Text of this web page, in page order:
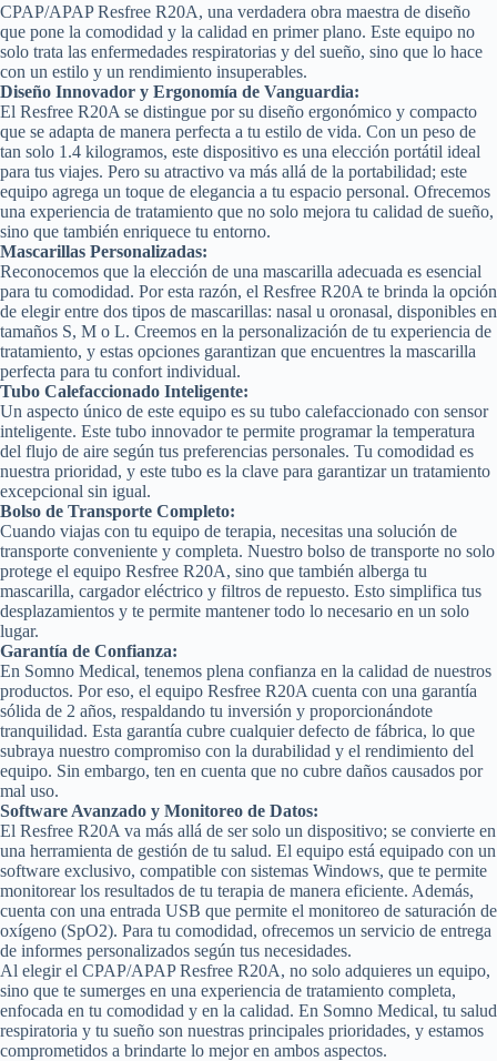
CPAP/APAP Resfree R20A, una verdadera obra maestra de diseño
que pone la comodidad y la calidad en primer plano. Este equipo no
solo trata las enfermedades respiratorias y del sueño, sino que lo hace
con un estilo y un rendimiento insuperables.
Diseño Innovador y Ergonomía de Vanguardia:
El Resfree R20A se distingue por su diseño ergonómico y compacto
que se adapta de manera perfecta a tu estilo de vida. Con un peso de
tan solo 1.4 kilogramos, este dispositivo es una elección portátil ideal
para tus viajes. Pero su atractivo va más allá de la portabilidad; este
equipo agrega un toque de elegancia a tu espacio personal. Ofrecemos
una experiencia de tratamiento que no solo mejora tu calidad de sueño,
sino que también enriquece tu entorno.
Mascarillas Personalizadas:
Reconocemos que la elección de una mascarilla adecuada es esencial
para tu comodidad. Por esta razón, el Resfree R20A te brinda la opción
de elegir entre dos tipos de mascarillas: nasal u oronasal, disponibles en
tamaños S, M o L. Creemos en la personalización de tu experiencia de
tratamiento, y estas opciones garantizan que encuentres la mascarilla
perfecta para tu confort individual.
Tubo Calefaccionado Inteligente:
Un aspecto único de este equipo es su tubo calefaccionado con sensor
inteligente. Este tubo innovador te permite programar la temperatura
del flujo de aire según tus preferencias personales. Tu comodidad es
nuestra prioridad, y este tubo es la clave para garantizar un tratamiento
excepcional sin igual.
Bolso de Transporte Completo:
Cuando viajas con tu equipo de terapia, necesitas una solución de
transporte conveniente y completa. Nuestro bolso de transporte no solo
protege el equipo Resfree R20A, sino que también alberga tu
mascarilla, cargador eléctrico y filtros de repuesto. Esto simplifica tus
desplazamientos y te permite mantener todo lo necesario en un solo
lugar.
Garantía de Confianza:
En Somno Medical, tenemos plena confianza en la calidad de nuestros
productos. Por eso, el equipo Resfree R20A cuenta con una garantía
sólida de 2 años, respaldando tu inversión y proporcionándote
tranquilidad. Esta garantía cubre cualquier defecto de fábrica, lo que
subraya nuestro compromiso con la durabilidad y el rendimiento del
equipo. Sin embargo, ten en cuenta que no cubre daños causados por
mal uso.
Software Avanzado y Monitoreo de Datos:
El Resfree R20A va más allá de ser solo un dispositivo; se convierte en
una herramienta de gestión de tu salud. El equipo está equipado con un
software exclusivo, compatible con sistemas Windows, que te permite
monitorear los resultados de tu terapia de manera eficiente. Además,
cuenta con una entrada USB que permite el monitoreo de saturación de
oxígeno (SpO2). Para tu comodidad, ofrecemos un servicio de entrega
de informes personalizados según tus necesidades.
Al elegir el CPAP/APAP Resfree R20A, no solo adquieres un equipo,
sino que te sumerges en una experiencia de tratamiento completa,
enfocada en tu comodidad y en la calidad. En Somno Medical, tu salud
respiratoria y tu sueño son nuestras principales prioridades, y estamos
comprometidos a brindarte lo mejor en ambos aspectos.